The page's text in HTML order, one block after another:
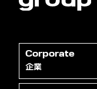
Corporate
企業